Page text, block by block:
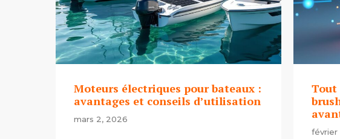
Moteurs électriques pour bateaux :
avantages et conseils d’utilisation
mars 2, 2026
Tout
février